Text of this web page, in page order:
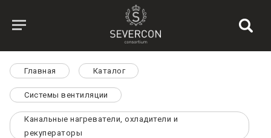
Главная Каталог
Системы вентиляции
Канальные нагреватели, охладители и
рекуператоры